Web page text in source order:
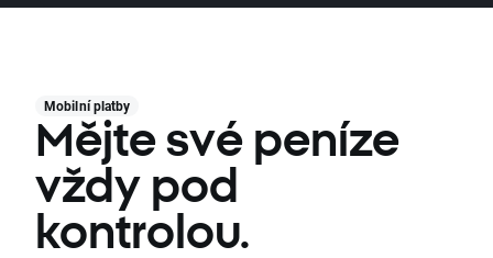
Mobilní platby
Mějte své peníze
vždy pod
kontrolou.